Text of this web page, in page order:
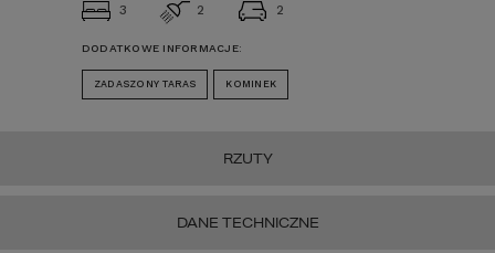
3 2 2
DODATKOWE INFORMACJE:
ZADASZONY TARAS KOMINEK
RZUTY
DANE TECHNICZNE